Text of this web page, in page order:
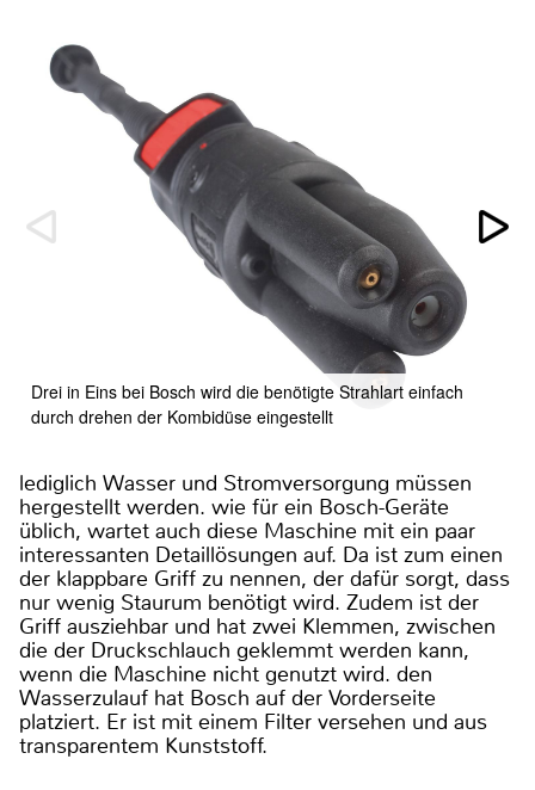
Drei in Eins bei Bosch wird die benötigte Strahlart einfach
durch drehen der Kombidüse eingestellt
lediglich Wasser und Stromversorgung müssen
hergestellt werden. wie für ein Bosch-Geräte
üblich, wartet auch diese Maschine mit ein paar
interessanten Detaillösungen auf. Da ist zum einen
der klappbare Griff zu nennen, der dafür sorgt, dass
nur wenig Staurum benötigt wird. Zudem ist der
Griff ausziehbar und hat zwei Klemmen, zwischen
die der Druckschlauch geklemmt werden kann,
wenn die Maschine nicht genutzt wird. den
Wasserzulauf hat Bosch auf der Vorderseite
platziert. Er ist mit einem Filter versehen und aus
transparentem Kunststoff.